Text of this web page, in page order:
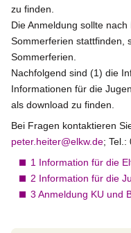
zu finden.
Die Anmeldung sollte
Sommerferien stattfinden,
Sommerferien.
Nachfolgend sind (1) die
Informationen für die
als download zu finden.
Bei Fragen kontaktieren
peter.heiter@elkw.de; Tel.:
1 Information für die
2 Information für die
3 Anmeldung KU und